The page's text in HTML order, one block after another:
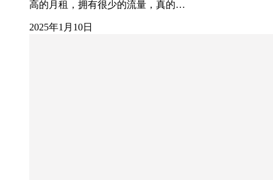
高的月租，拥有很少的流量，真的…
2025年1月10日